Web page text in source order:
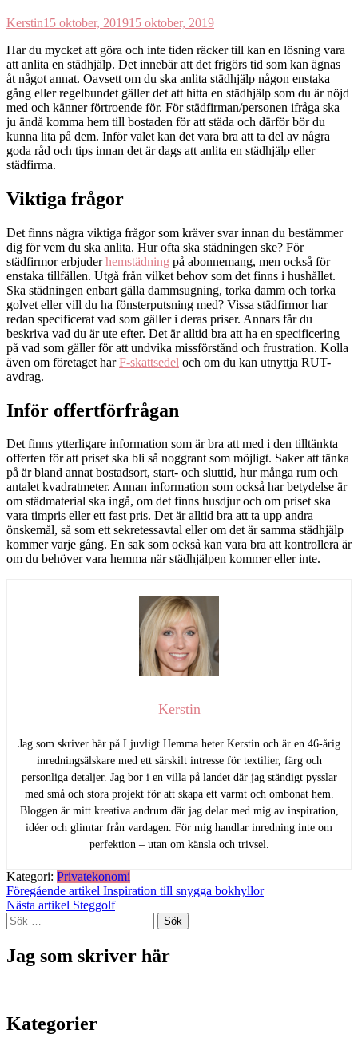
Kerstin15 oktober, 201915 oktober, 2019
Har du mycket att göra och inte tiden räcker till kan en lösning vara
att anlita en städhjälp. Det innebär att det frigörs tid som kan ägnas
åt något annat. Oavsett om du ska anlita städhjälp någon enstaka
gång eller regelbundet gäller det att hitta en städhjälp som du är nöjd
med och känner förtroende för. För städfirman/personen ifråga ska
ju ändå komma hem till bostaden för att städa och därför bör du
kunna lita på dem. Inför valet kan det vara bra att ta del av några
goda råd och tips innan det är dags att anlita en städhjälp eller
städfirma.
Viktiga frågor
Det finns några viktiga frågor som kräver svar innan du bestämmer
dig för vem du ska anlita. Hur ofta ska städningen ske? För
städfirmor erbjuderhemstädning på abonnemang, men också för
enstaka tillfällen. Utgå från vilket behov som det finns i hushållet.
Ska städningen enbart gälla dammsugning, torka damm och torka
golvet eller vill du ha fönsterputsning med? Vissa städfirmor har
redan specificerat vad som gäller i deras priser. Annars får du
beskriva vad du är ute efter. Det är alltid bra att ha en specificering
på vad som gäller för att undvika missförstånd och frustration. Kolla
även om företaget harF-skattsedel och om du kan utnyttja RUT-
avdrag.
Inför offertförfrågan
Det finns ytterligare information som är bra att med i den tilltänkta
offerten för att priset ska bli så noggrant som möjligt. Saker att tänka
på är bland annat bostadsort, start- och sluttid, hur många rum och
antalet kvadratmeter. Annan information som också har betydelse är
om städmaterial ska ingå, om det finns husdjur och om priset ska
vara timpris eller ett fast pris. Det är alltid bra att ta upp andra
önskemål, så som ett sekretessavtal eller om det är samma städhjälp
kommer varje gång. En sak som också kan vara bra att kontrollera är
om du behöver vara hemma när städhjälpen kommer eller inte.
Kerstin
Jag som skriver här på Ljuvligt Hemma heter Kerstin och är en 46-årig
inredningsälskare med ett särskilt intresse för textilier, färg och
personliga detaljer. Jag bor i en villa på landet där jag ständigt pysslar
med små och stora projekt för att skapa ett varmt och ombonat hem.
Bloggen är mitt kreativa andrum där jag delar med mig av inspiration,
idéer och glimtar från vardagen. För mig handlar inredning inte om
perfektion – utan om känsla och trivsel.
Kategori: Privatekonomi
Inläggsnavigering
Föregående artikel Inspiration till snygga bokhyllor
Nästa artikel Steggolf
Sök
efter:
Jag som skriver här
Kategorier